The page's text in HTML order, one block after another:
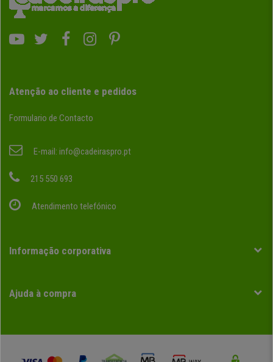
Atenção ao cliente e pedidos
Formulario de Contacto
E-mail: info@cadeiraspro.pt
215 550 693
Atendimento telefónico
Informação corporativa
Ajuda à compra